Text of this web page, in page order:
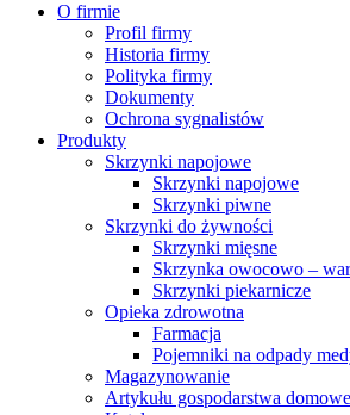
O firmie
Profil firmy
Historia firmy
Polityka firmy
Dokumenty
Ochrona sygnalistów
Produkty
Skrzynki napojowe
Skrzynki napojowe
Skrzynki piwne
Skrzynki do żywności
Skrzynki mięsne
Skrzynka owocowo –
Skrzynki piekarnicze
Opieka zdrowotna
Farmacja
Pojemniki na odpady
Magazynowanie
Artykułu gospodarstwa